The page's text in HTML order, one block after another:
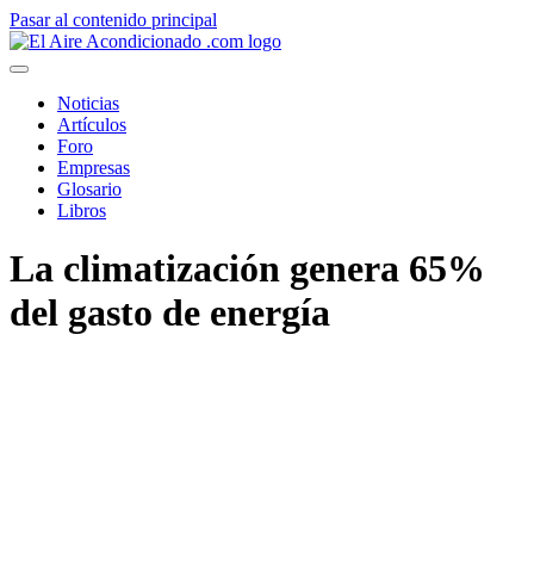
Pasar al contenido principal
Noticias
Artículos
Foro
Empresas
Glosario
Libros
La climatización genera 65%
del gasto de energía